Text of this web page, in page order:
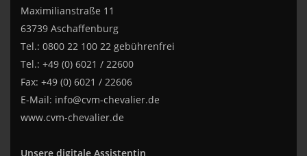
Maximilianstraße 11
63739 Aschaffenburg
Tel.: 0800 22 100 22 gebührenfrei
Tel.: +49 (0) 6021 / 22600
Fax: +49 (0) 6021 / 22606
E-Mail: info@cvm-chevalier.de
www.cvm-chevalier.de
Unsere digitale Assistentin